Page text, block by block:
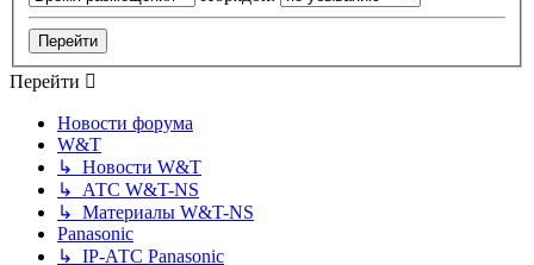
Перейти
Новости форума
W&T
↳ Новости W&T
↳ АТС W&T-NS
↳ Материалы W&T-NS
Panasonic
↳ IP-АТС Panasonic